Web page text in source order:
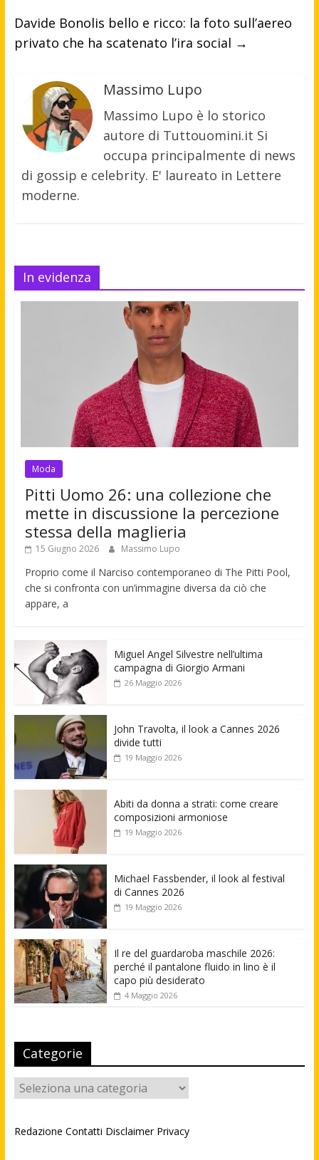
Davide Bonolis bello e ricco: la foto sull’aereo
privato che ha scatenato l’ira social →
Massimo Lupo
Massimo Lupo è lo storico
autore di Tuttouomini.it Si
occupa principalmente di news
di gossip e celebrity. E' laureato in Lettere
moderne.
In evidenza
Moda
Pitti Uomo 26: una collezione che
mette in discussione la percezione
stessa della maglieria
15 Giugno 2026 Massimo Lupo
Proprio come il Narciso contemporaneo di The Pitti Pool,
che si confronta con un’immagine diversa da ciò che
appare, a
Miguel Angel Silvestre nell’ultima
campagna di Giorgio Armani
26 Maggio 2026
John Travolta, il look a Cannes 2026
divide tutti
19 Maggio 2026
Abiti da donna a strati: come creare
composizioni armoniose
19 Maggio 2026
Michael Fassbender, il look al festival
di Cannes 2026
19 Maggio 2026
Il re del guardaroba maschile 2026:
perché il pantalone fluido in lino è il
capo più desiderato
4 Maggio 2026
Categorie
Categorie
Redazione Contatti Disclaimer Privacy